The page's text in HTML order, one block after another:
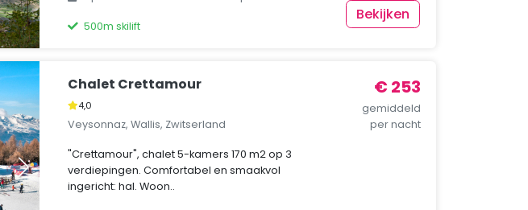
500m skilift
Bekijken
Chalet Crettamour
4,0
Veysonnaz, Wallis, Zwitserland
"Crettamour", chalet 5-kamers 170 m2 op 3
verdiepingen. Comfortabel en smaakvol
ingericht: hal. Woon..
€ 253
gemiddeld
per nacht